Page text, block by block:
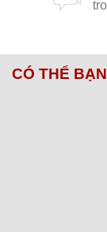
CÓ THỂ